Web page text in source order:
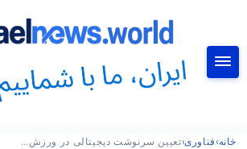
خانه›فناوری›تعیین سرنوشت دیجیتالی در ورزش…